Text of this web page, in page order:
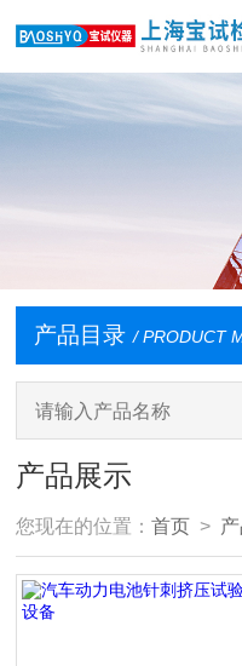
产品目录 / PRODUCT
产品展示
您现在的位置：首页 >